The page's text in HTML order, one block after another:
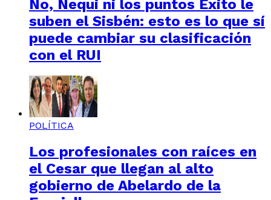
No, Nequi ni los puntos Éxito le
suben el Sisbén: esto es lo que sí
puede cambiar su clasificación
con el RUI
POLÍTICA
Los profesionales con raíces en
el Cesar que llegan al alto
gobierno de Abelardo de la